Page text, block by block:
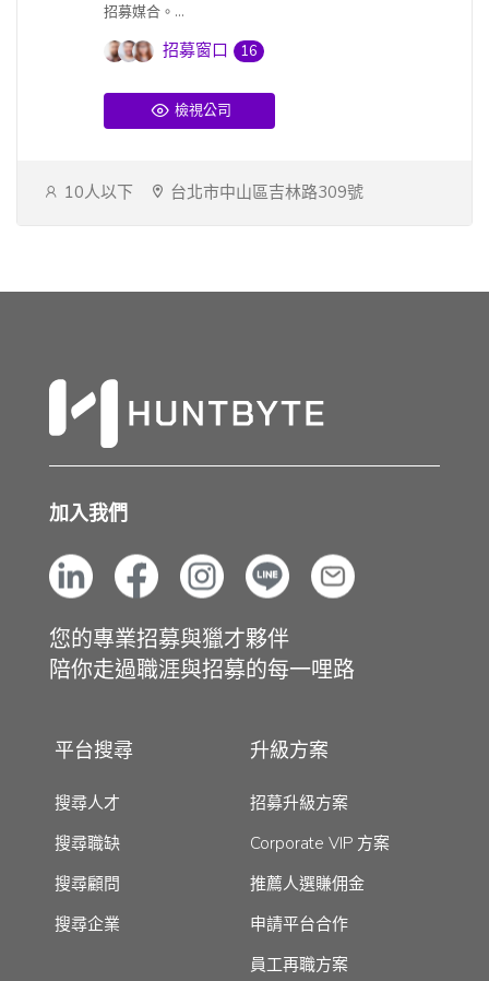
招募媒合。...
招募窗口 16
檢視公司
10人以下 台北市中山區吉林路309號
加入我們
您的專業招募與獵才夥伴
陪你走過職涯與招募的每一哩路
平台搜尋
搜尋人才
搜尋職缺
搜尋顧問
搜尋企業
升級方案
招募升級方案
Corporate VIP 方案
推薦人選賺佣金
申請平台合作
員工再職方案